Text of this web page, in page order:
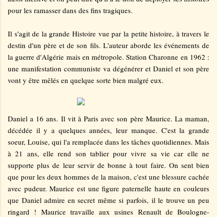
pour les ramasser dans des fins tragiques.
Il s'agit de la grande Histoire vue par la petite histoire, à travers le
destin d'un père et de son fils. L'auteur aborde les événements de
la guerre d'Algérie mais en métropole. Station Charonne en 1962 :
une manifestation communiste va dégénérer et Daniel et son père
vont y être mêlés en quelque sorte bien malgré eux.
Daniel a 16 ans. Il vit à Paris avec son père Maurice. La maman,
décédée il y a quelques années, leur manque. C'est la grande
soeur, Louise, qui l'a remplacée dans les tâches quotidiennes. Mais
à 21 ans, elle rend son tablier pour vivre sa vie car elle ne
supporte plus de leur servir de bonne à tout faire. On sent bien
que pour les deux hommes de la maison, c'est une blessure cachée
avec pudeur. Maurice est une figure paternelle haute en couleurs
que Daniel admire en secret même si parfois, il le trouve un peu
ringard ! Maurice travaille aux usines Renault de Boulogne-